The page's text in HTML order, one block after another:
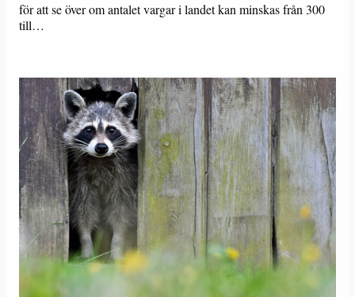
för att se över om antalet vargar i landet kan minskas från 300
till…